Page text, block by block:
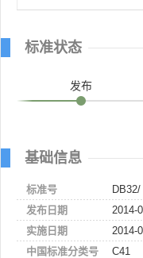
标准状态
发布
基础信息
标准号
发布日期
2014-
实施日期
2014-
中国标准分类号
C41